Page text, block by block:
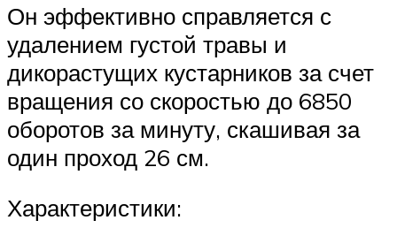
Он эффективно справляется с
удалением густой травы и
дикорастущих кустарников за счет
вращения со скоростью до 6850
оборотов за минуту, скашивая за
один проход 26 см.
Характеристики: